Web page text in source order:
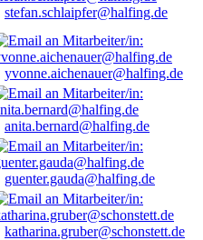
stefan.schlaipfer@halfing.de
yvonne.aichenauer@halfing.de
anita.bernard@halfing.de
guenter.gauda@halfing.de
katharina.gruber@schonstett.de